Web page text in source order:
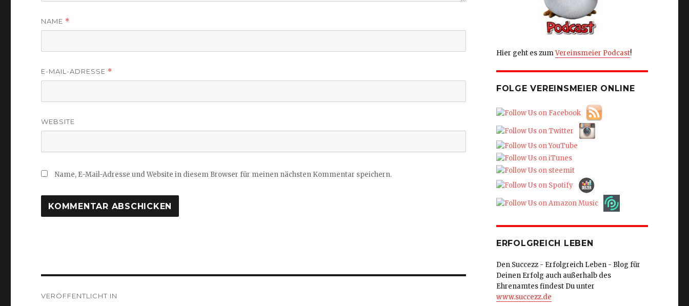
NAME *
E-MAIL-ADRESSE *
WEBSITE
Name, E-Mail-Adresse und Website in diesem Browser für meinen nächsten Kommentar speichern.
VERÖFFENTLICHT IN
Hier geht es zumVereinsmeier Podcast!
FOLGE VEREINSMEIER ONLINE
ERFOLGREICH LEBEN
Den Succezz - Erfolgreich Leben - Blog für
Deinen Erfolg auch außerhalb des
Ehrenamtes findest Du unter
www.succezz.de